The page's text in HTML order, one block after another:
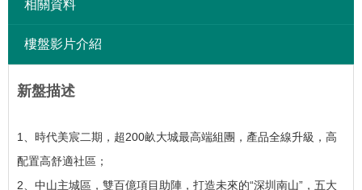
相關資料
樓盤影片介紹
新盤描述
1、時代美宸二期，超200畝大城最高端組團，產品全線升級，高
配置高舒適社區；
2、中山主城區，雙百億項目助陣，打造未來的“深圳南山”，五大